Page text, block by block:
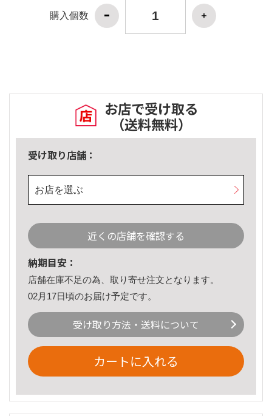
購入個数
お店で受け取る
（送料無料）
受け取り店舗：
お店を選ぶ
近くの店舗を確認する
納期目安：
店舗在庫不足の為、取り寄せ注文となります。
02月17日頃のお届け予定です。
受け取り方法・送料について
カートに入れる